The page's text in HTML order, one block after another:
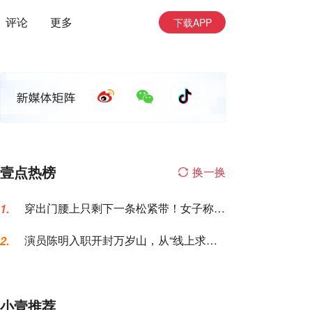
评论 更多 下载APP
壹点热榜 换一换
1.
穿出门腰上只剩下一条松紧带！女子称名
2.
演员陈明入职开封万岁山，从“线上求
小壹推荐